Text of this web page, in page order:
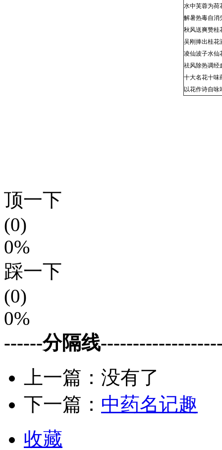
水中芙蓉为荷
解暑热毒自消
秋风送爽赞桂
吴刚捧出桂花
凌仙波子水仙
祛风除热调经
十大名花十味
以花作诗自咏
顶一下
(0)
0%
踩一下
(0)
0%
------分隔线
上一篇：没有了
下一篇： 中药名记趣
收藏